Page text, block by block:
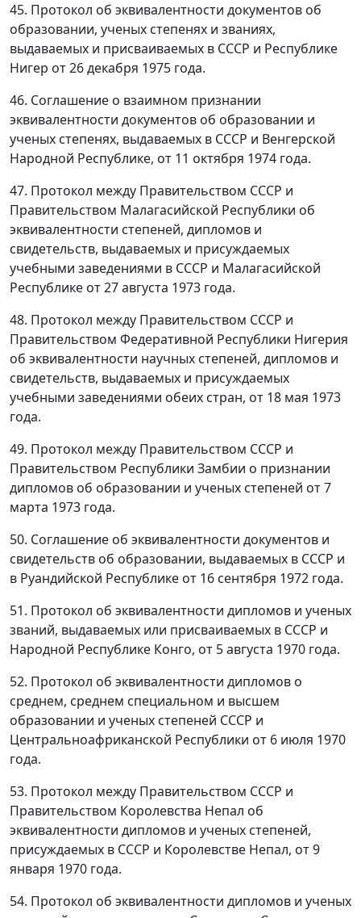
45. Протокол об эквивалентности документов об
образовании, ученых степенях и званиях,
выдаваемых и присваиваемых в СССР и Республике
Нигер от 26 декабря 1975 года.
46. Соглашение о взаимном признании
эквивалентности документов об образовании и
ученых степенях, выдаваемых в СССР и Венгерской
Народной Республике, от 11 октября 1974 года.
47. Протокол между Правительством СССР и
Правительством Малагасийской Республики об
эквивалентности степеней, дипломов и
свидетельств, выдаваемых и присуждаемых
учебными заведениями в СССР и Малагасийской
Республике от 27 августа 1973 года.
48. Протокол между Правительством СССР и
Правительством Федеративной Республики Нигерия
об эквивалентности научных степеней, дипломов и
свидетельств, выдаваемых и присуждаемых
учебными заведениями обеих стран, от 18 мая 1973
года.
49. Протокол между Правительством СССР и
Правительством Республики Замбии о признании
дипломов об образовании и ученых степеней от 7
марта 1973 года.
50. Соглашение об эквивалентности документов и
свидетельств об образовании, выдаваемых в СССР и
в Руандийской Республике от 16 сентября 1972 года.
51. Протокол об эквивалентности дипломов и ученых
званий, выдаваемых или присваиваемых в СССР и
Народной Республике Конго, от 5 августа 1970 года.
52. Протокол об эквивалентности дипломов о
среднем, среднем специальном и высшем
образовании и ученых степеней СССР и
Центральноафриканской Республики от 6 июля 1970
года.
53. Протокол между Правительством СССР и
Правительством Королевства Непал об
эквивалентности дипломов и ученых степеней,
присуждаемых в СССР и Королевстве Непал, от 9
января 1970 года.
54. Протокол об эквивалентности дипломов и ученых